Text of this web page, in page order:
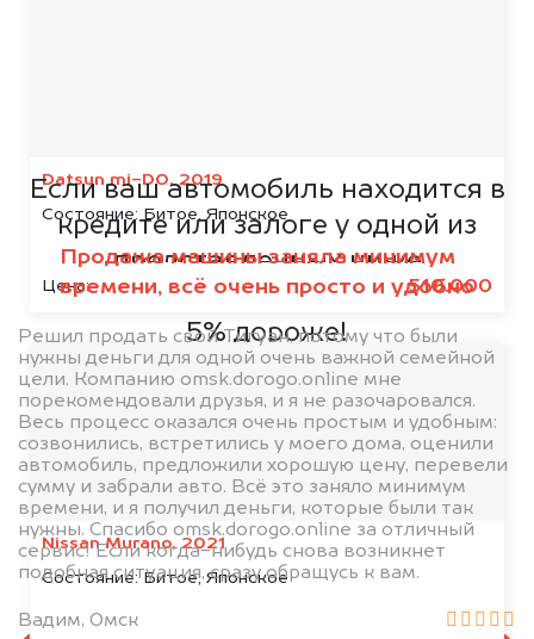
Datsun mi-DO, 2019
Состояние: Битое, Японское
Цена: 510.000
Nissan Murano, 2021
Состояние: Битое, Японское
Продажа машины заняла минимум
времени, всё очень просто и удобно
Решил продать свой Тигуан, потому что были
нужны деньги для одной очень важной семейной
цели. Компанию omsk.dorogo.online мне
порекомендовали друзья, и я не разочаровался.
Весь процесс оказался очень простым и удобным:
созвонились, встретились у моего дома, оценили
автомобиль, предложили хорошую цену, перевели
сумму и забрали авто. Всё это заняло минимум
времени, и я получил деньги, которые были так
нужны. Спасибо omsk.dorogo.online за отличный
сервис! Если когда-нибудь снова возникнет
подобная ситуация, сразу обращусь к вам.
Вадим, Омск
Если ваш автомобиль находится в
кредите или залоге у одной из
представленных ниже
организаций, то мы купим его на
5% дороже!